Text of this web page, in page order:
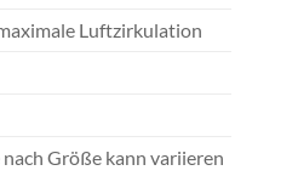
Luftzirkulation
Größe kann variieren